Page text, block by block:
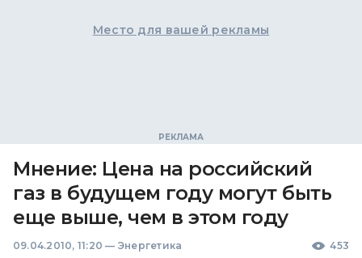
Место для вашей рекламы
Мнение: Цена на российский
газ в будущем году могут быть
еще выше, чем в этом году
09.04.2010, 11:20 — Энергетика 453